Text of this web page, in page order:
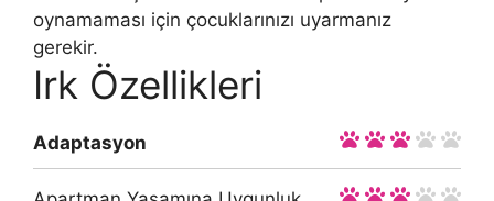
oynamaması için çocuklarınızı uyarmanız
gerekir.
Irk Özellikleri
Adaptasyon